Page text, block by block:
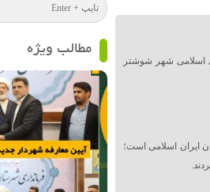
اسلامی شهر شوشتر
ایران اسلامی است؛
مطالب ویژه